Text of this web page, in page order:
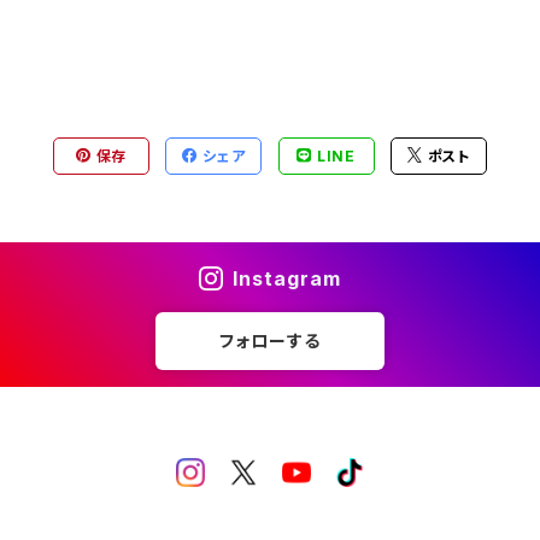
保存 シェア LINE ポスト
Instagram
フォローする